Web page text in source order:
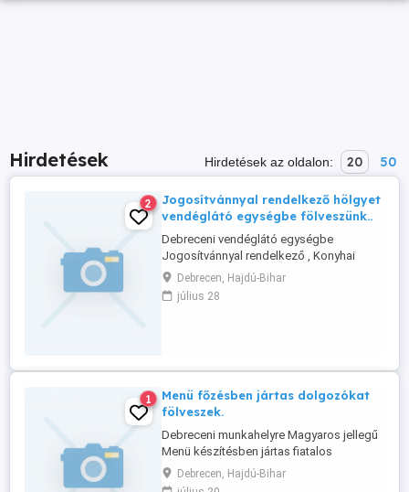
Hirdetések Hirdetések az oldalon: 20 50
2
Jogosítvánnyal rendelkező hölgyet
vendéglátó egységbe fölveszünk..
Debreceni vendéglátó egységbe
Jogosítvánnyal rendelkező , Konyhai
munkavégzésben és főzésben jártas,
hölgy dolgozót fölveszünk. Éred:
06301948717.
Debrecen, Hajdú-Bihar
július 28
1
Menü főzésben jártas dolgozókat
fölveszek.
Debreceni munkahelyre Magyaros jellegű
Menü készítésben jártas fiatalos
dolgozókat fölveszek. Érd: 06301948717
Debrecen, Hajdú-Bihar